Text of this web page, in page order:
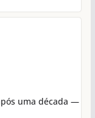
uma década —